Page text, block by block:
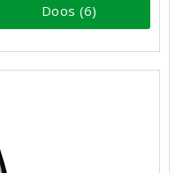
Doos (6)